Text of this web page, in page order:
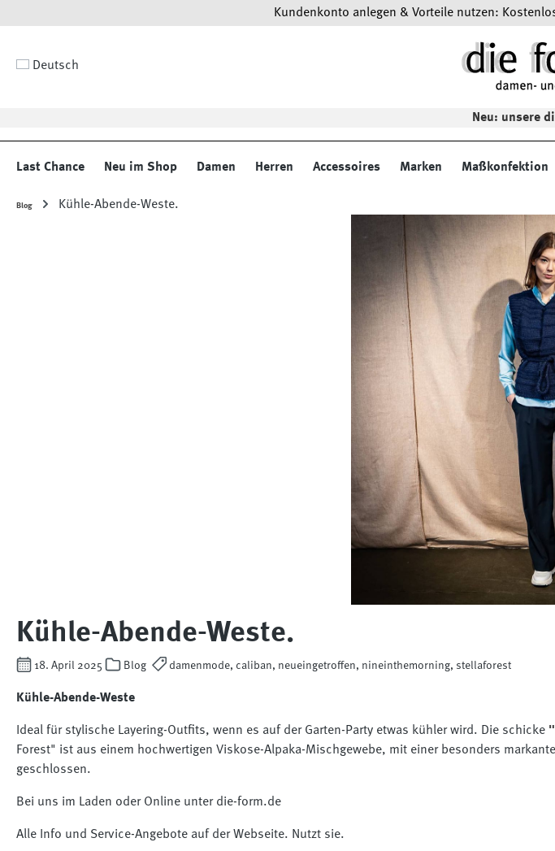
Kundenkonto anlegen & Vorteile nutzen:
Deutsch
Neu: unsere
Last Chance Neu im Shop Damen Herren Accessoires Marken Maßkonfektion
Blog Kühle-Abende-Weste.
Kühle-Abende-Weste.
18. April 2025 Blog damenmode, caliban, neueingetroffen, nineinthemorning, stellaforest
Kühle-Abende-Weste
Ideal für stylische Layering-Outfits, wenn es auf der Garten-Party etwas kühler wird. Die schicke
Forest" ist aus einem hochwertigen Viskose-Alpaka-Mischgewebe, mit einer besonders
geschlossen.
Bei uns im Laden oder Online unter die-form.de
Alle Info und Service-Angebote auf der Webseite. Nutzt sie.